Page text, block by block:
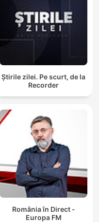
Știrile zilei. Pe scurt, de la
Recorder
România în Direct -
Europa FM